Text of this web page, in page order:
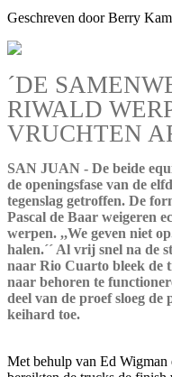
Geschreven door Berry
´DE
RIWALD
VRUCHTEN
SAN JUAN - De beide
de openingsfase van de
tegenslag getroffen. De
Pascal de Baar weigeren
werpen. ,,We geven niet
halen.´´ Al vrij snel na de
naar Rio Cuarto bleek
naar behoren te
deel van de proef sloeg
keihard toe.
Met behulp van Ed Wigman